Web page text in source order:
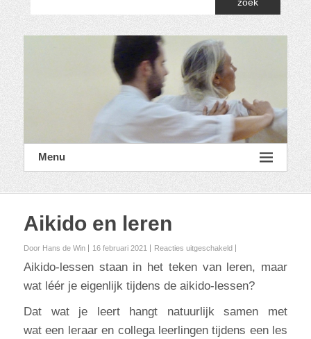
Menu
Aikido en leren
Door Hans de Win 16 februari 2021 Reacties uitgeschakeldvoor
en
leren
Aikido-lessen staan in het teken van leren, maar
wat léér je eigenlijk tijdens de aikido-lessen?
Dat wat je leert hangt natuurlijk samen met
wat een leraar en collega leerlingen tijdens een les